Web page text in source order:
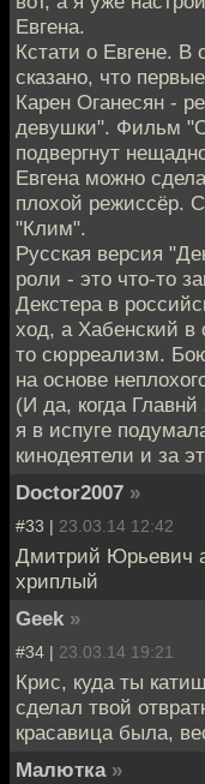
Евгена.
Кстати о Евгене.
сказано, что
Карен Оганесян -
девушки". Фильм
подвергнут
Евгена можно
плохой режиссёр.
"Клим".
Русская версия
роли - это что-то
Декстера в
ход, а Хабенский в
то сюрреализм.
на основе
(И да, когда Главнй
я в испуге
кинодеятели и за
Doctor2007 »
#33 | 23.03.14 12:42
Дмитрий Юрьевич
хриплый
Geek »
#34 | 23.03.14 19:21
Крис, куда ты
сделал твой
красавица была,
Малютка »